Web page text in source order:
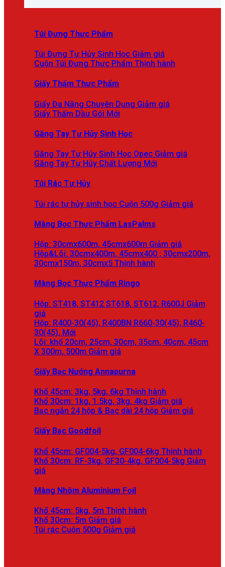
Túi Đựng Thực Phẩm
Túi Đựng Tự Hủy Sinh Học
Cuộn Túi Đựng Thực Phẩm
Giấy Thấm Thực Phẩm
Giấy Đa Năng Chuyên Dụng
Giấy Thấm Dầu Gói
Găng Tay Tự Hủy Sinh Học
Găng Tay Tự Hủy Sinh Học Opec
Găng Tay Tự Hủy Chất Lượng
Túi Rác Tự Hủy
Túi rác tự hủy sinh học Cuộn 500g
Màng Bọc Thực Phẩm LasPalms
Hộp: 30cmx600m, 45cmx600m
Hộp&Lõi: 30cmx400m, 45cmx400 ; 30cmx200m,
30cmx150m, 30cmx5
Màng Bọc Thực Phẩm Ringo
Hộp: ST418, ST412 ST618, ST612, R600J
Hộp: R400-30(45), R400BN R660-30(45), R460-
30(45),
Lõi: khổ 20cm, 25cm, 30cm, 35cm, 40cm, 45cm
X 300m, 500m
Giấy Bạc Nướng Annapurna
Khổ 45cm: 3kg, 5kg, 6kg
Khổ 30cm: 1kg, 1.5kg, 3kg, 4kg
Bạc ngắn 24 hộp & Bạc dài 24 hộp
Giấy Bạc Goodfoil
Khổ 45cm: GF004-5kg, GF004-6kg
Khổ 30cm: RF-3kg, GF30-4kg, GF004-5kg
Màng Nhôm Aluminium Foil
Khổ 45cm: 5kg, 5m
Khổ 30cm: 5m
Túi rác Cuộn 500g